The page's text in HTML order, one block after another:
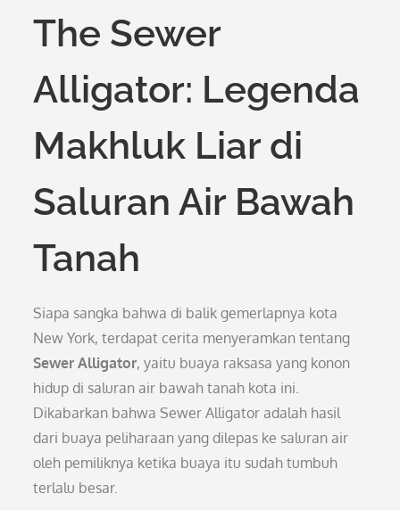
The Sewer
Alligator: Legenda
Makhluk Liar di
Saluran Air Bawah
Tanah
Siapa sangka bahwa di balik gemerlapnya kota
New York, terdapat cerita menyeramkan tentang
Sewer Alligator, yaitu buaya raksasa yang konon
hidup di saluran air bawah tanah kota ini.
Dikabarkan bahwa Sewer Alligator adalah hasil
dari buaya peliharaan yang dilepas ke saluran air
oleh pemiliknya ketika buaya itu sudah tumbuh
terlalu besar.